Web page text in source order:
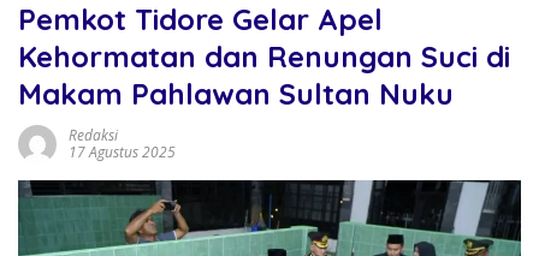
Pemkot Tidore Gelar Apel
Kehormatan dan Renungan Suci di
Makam Pahlawan Sultan Nuku
Redaksi
17 Agustus 2025